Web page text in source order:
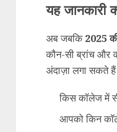
यह जानकारी
अब जबकि2025
कौन-सी ब्रांच और
अंदाज़ा लगा सकते
किस कॉलेज में
आपको किन